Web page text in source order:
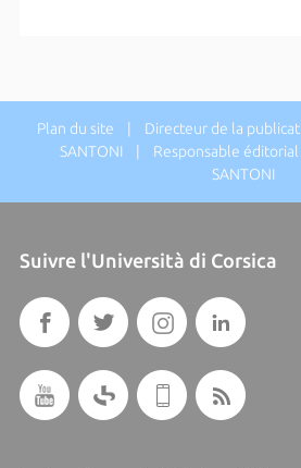
Plan du site | Directeur de la
SANTONI | Responsable éditorial
SANTONI
Suivre l'Università di Corsica